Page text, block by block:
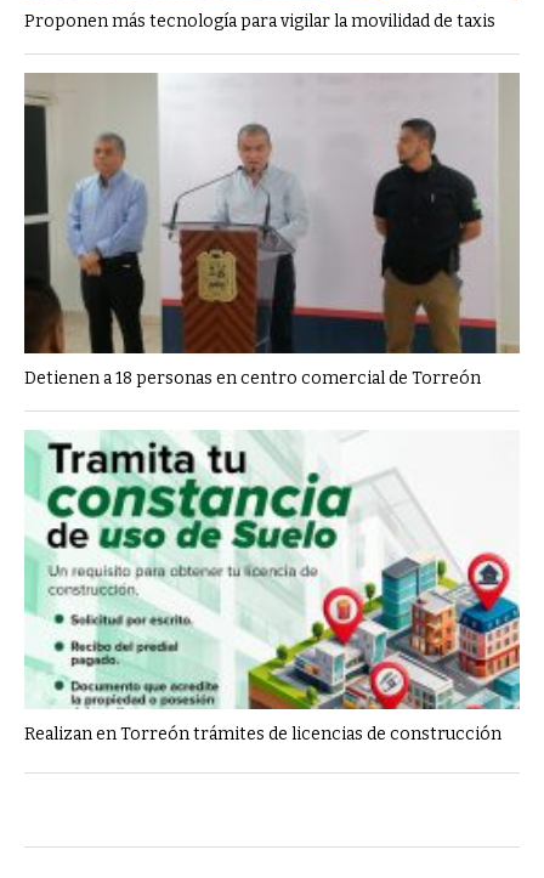
Proponen más tecnología para vigilar la movilidad de taxis
Detienen a 18 personas en centro comercial de Torreón
Realizan en Torreón trámites de licencias de construcción